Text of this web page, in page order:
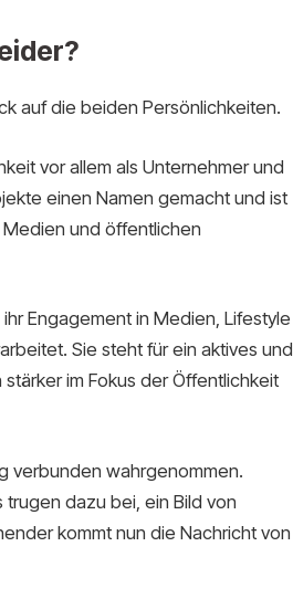
auf die beiden Persönlichkeiten.
vor allem als Unternehmer und
einen Namen gemacht und ist
und öffentlichen
Engagement in Medien, Lifestyle
Sie steht für ein aktives und
im Fokus der Öffentlichkeit
verbunden wahrgenommen.
dazu bei, ein Bild von
kommt nun die Nachricht von